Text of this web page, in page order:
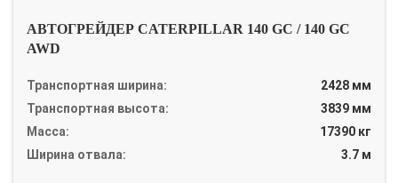
АВТОГРЕЙДЕР CATERPILLAR 140 GC / 140 GC
AWD
Транспортная ширина:
2428 мм
Транспортная высота:
3839 мм
Масса:
17390 кг
Ширина отвала:
3.7 м